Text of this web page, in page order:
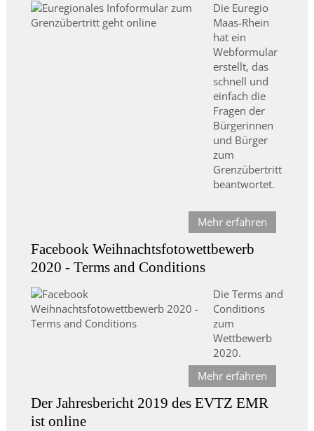
Die Euregio
Maas-Rhein
hat ein
Webformular
erstellt, das
schnell und
einfach die
Fragen der
Bürgerinnen
und Bürger
zum
Grenzübertritt
beantwortet.
Mehr erfahren
Facebook Weihnachtsfotowettbewerb
2020 - Terms and Conditions
Die Terms and
Conditions
zum
Wettbewerb
2020.
Mehr erfahren
Der Jahresbericht 2019 des EVTZ EMR
ist online